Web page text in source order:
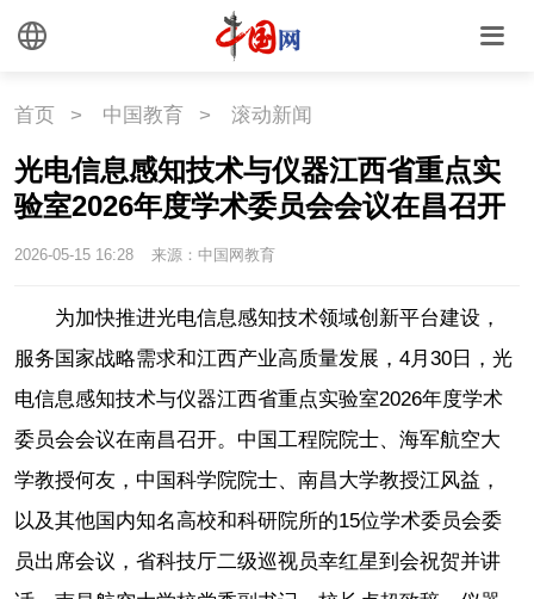
首页 > 中国教育 > 滚动新闻
光电信息感知技术与仪器江西省重点实
验室2026年度学术委员会会议在昌召开
2026-05-15 16:28 来源：中国网教育
为加快推进光电信息感知技术领域创新平台建设，
服务国家战略需求和江西产业高质量发展，4月30日，光
电信息感知技术与仪器江西省重点实验室2026年度学术
委员会会议在南昌召开。中国工程院院士、海军航空大
学教授何友，中国科学院院士、南昌大学教授江风益，
以及其他国内知名高校和科研院所的15位学术委员会委
员出席会议，省科技厅二级巡视员幸红星到会祝贺并讲